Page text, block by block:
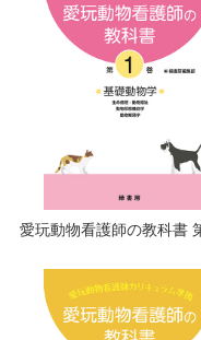
愛玩動物看護師の教科書